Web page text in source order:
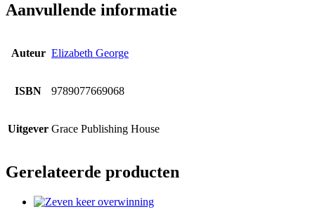
Aanvullende informatie
Auteur Elizabeth George
ISBN 9789077669068
Uitgever Grace Publishing House
Gerelateerde producten